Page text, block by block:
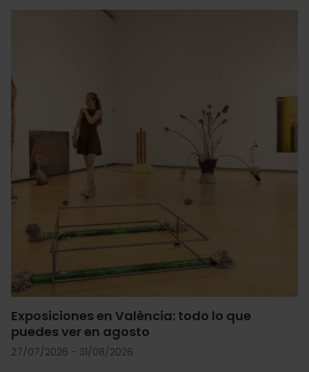
Exposiciones en València: todo lo que
puedes ver en agosto
27/07/2026 - 31/08/2026